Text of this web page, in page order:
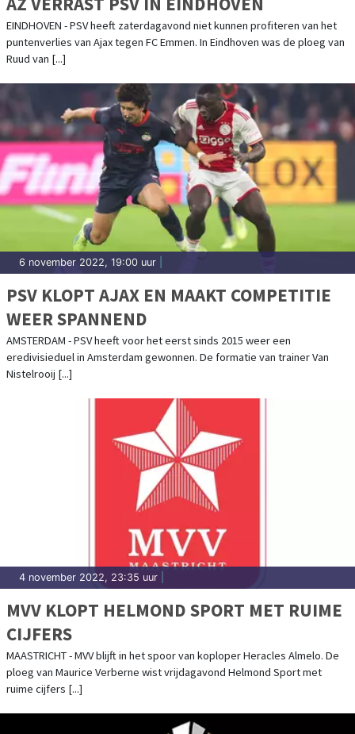
EINDHOVEN - PSV heeft zaterdagavond niet kunnen profiteren van het
puntenverlies van Ajax tegen FC Emmen. In Eindhoven was de ploeg van
Ruud van [...]
6 november 2022, 19:00 uur
PSV KLOPT AJAX EN MAAKT COMPETITIE
WEER SPANNEND
AMSTERDAM - PSV heeft voor het eerst sinds 2015 weer een
eredivisieduel in Amsterdam gewonnen. De formatie van trainer Van
Nistelrooij [...]
4 november 2022, 23:35 uur
MVV KLOPT HELMOND SPORT MET RUIME
CIJFERS
MAASTRICHT - MVV blijft in het spoor van koploper Heracles Almelo. De
ploeg van Maurice Verberne wist vrijdagavond Helmond Sport met
ruime cijfers [...]